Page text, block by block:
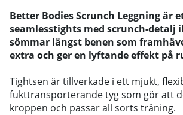
Better Bodies Scrunch Leggning är
seamlesstights med scrunch-detalj
sömmar längst benen som
extra och ger en lyftande effekt på
Tightsen är tillverkade i ett mjukt,
fukttransporterande tyg som gör att
kroppen och passar all sorts träning.